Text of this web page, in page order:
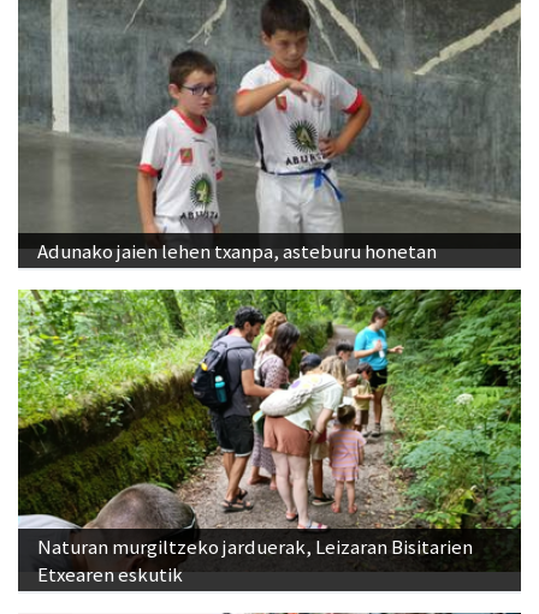
Adunako jaien lehen txanpa, asteburu honetan
Naturan murgiltzeko jarduerak, Leizaran Bisitarien
Etxearen eskutik